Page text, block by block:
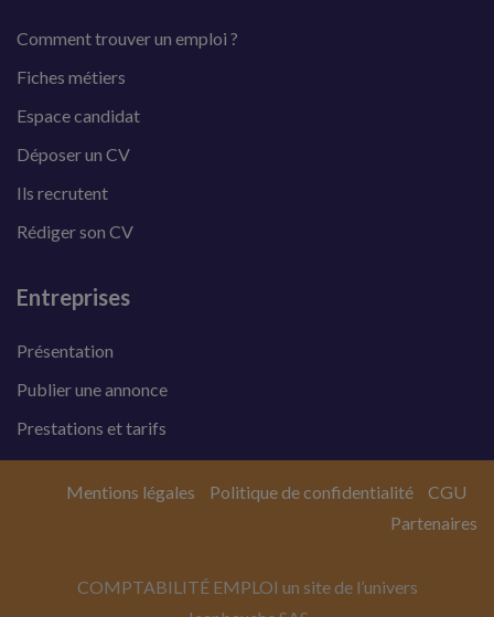
Comment trouver un emploi ?
Fiches métiers
Espace candidat
Déposer un CV
Ils recrutent
Rédiger son CV
Entreprises
Présentation
Publier une annonce
Prestations et tarifs
COMPTABILITÉ EMPLOI un site de l’univers
Mentions légales Politique de confidentialité
CGU
Partenaires